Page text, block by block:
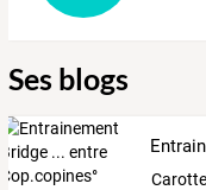
Ses blogs